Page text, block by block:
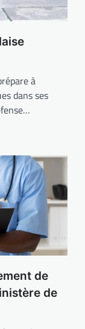
à
dans ses
de
de